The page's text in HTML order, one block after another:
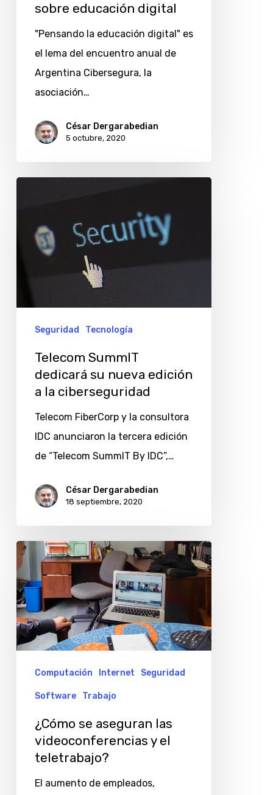
sobre educación digital
"Pensando la educación digital" es
el lema del encuentro anual de
Argentina Cibersegura, la
asociación…
César Dergarabedian
5 octubre, 2020
dedicará
Seguridad Tecnología
Telecom SummIT
dedicará su nueva edición
a la ciberseguridad
Telecom FiberCorp y la consultora
IDC anunciaron la tercera edición
de “Telecom SummIT By IDC”,…
César Dergarabedian
18 septiembre, 2020
¿Cómo
se
aseguran
las
videoconferencias
y
Computación Internet Seguridad
Software Trabajo
¿Cómo se aseguran las
videoconferencias y el
teletrabajo?
El aumento de empleados,